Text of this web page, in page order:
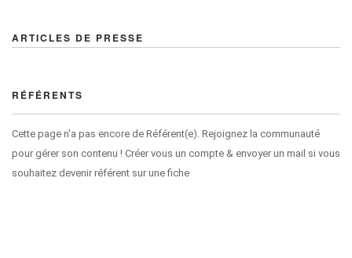
ARTICLES DE PRESSE
RÉFÉRENTS
Cette page n'a pas encore de Référent(e). Rejoignez la communauté
pour gérer son contenu ! Créer vous un compte & envoyer un mail si vous
souhaitez devenir référent sur une fiche